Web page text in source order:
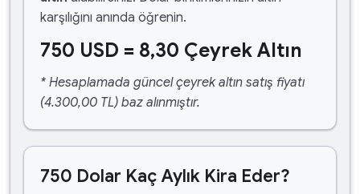
karşılığını anında öğrenin.
750 USD = 8,30 Çeyrek Altın
* Hesaplamada güncel çeyrek altın satış fiyatı
(4.300,00 TL) baz alınmıştır.
750 Dolar Kaç Aylık Kira Eder?